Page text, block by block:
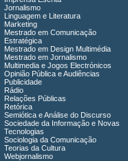
Jornalismo
Linguagem e Literatura
Marketing
Mestrado em Comunicação
Estratégica
Mestrado em Design Multimédia
Mestrado em Jornalismo
Multimedia e Jogos Electrónicos
Opinião Pública e Audiências
Publicidade
Rádio
Relações Públicas
Retórica
Semiótica e Análise do Discurso
Sociedade da Informação e Novas
Tecnologias
Sociologia da Comunicação
Teorias da Cultura
Webjornalismo